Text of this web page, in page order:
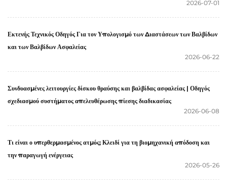
2026-07-01
Εκτενής Τεχνικός Οδηγός Για τον Υπολογισμό των Διαστάσεων των Βαλβίδων
και των Βαλβίδων Ασφαλείας
2026-06-22
Συνδυασμένες λειτουργίες δίσκου θραύσης και βαλβίδας ασφαλείας | Οδηγός
σχεδιασμού συστήματος απελευθέρωσης πίεσης διαδικασίας
2026-06-08
Τι είναι ο υπερθερμασμένος ατμός; Κλειδί για τη βιομηχανική απόδοση και
την παραγωγή ενέργειας
2026-05-26